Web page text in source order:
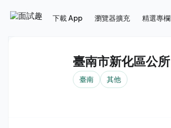
下載 App 瀏覽器擴充 精選專欄
臺南市新化區公所
臺南 其他